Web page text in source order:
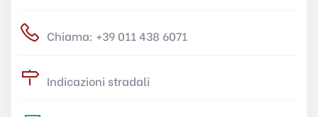
Chiama: +39 011 438 6071
Indicazioni stradali